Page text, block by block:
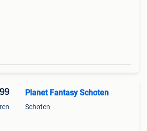
Planet Fantasy Schoten
Schoten